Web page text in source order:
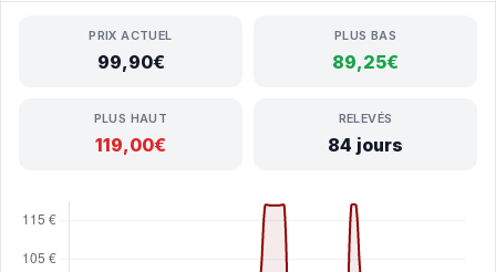
PRIX ACTUEL
99,90€
PLUS BAS
89,25€
PLUS HAUT
119,00€
RELEVÉS
84 jours